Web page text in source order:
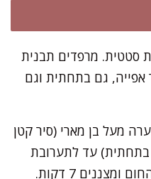
ל-170 מעלות סטטית. מרפדים תבנית
ס"מ בנייר אפייה, גם בתחתית וגם
מעל בן מארי (סיר קטן
עד לתערובת
7 דקות.